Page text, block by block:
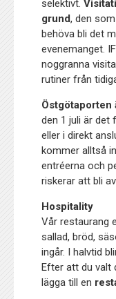
selektivt.
grund, den
behöva bli det
evenemanget.
noggranna
rutiner från
Östgötaporten
den 1 juli är det
eller i direkt
kommer alltså
entréerna och
riskerar att bli
Hospitality
Vår restaurang
sallad, bröd,
ingår. I halvtid
Efter att du valt
lägga till en